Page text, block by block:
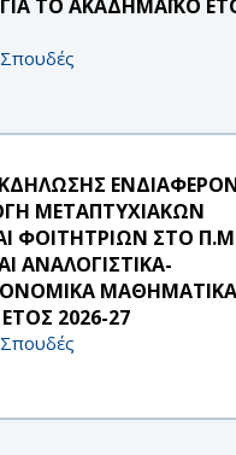
ΤΟ ΑΚΑΔΗΜΑΪΚΟ
ΜΕΤΑΠΤΥΧΙΑΚΩΝ
ΦΟΙΤΗΤΡΙΩΝ ΣΤΟ
ΑΝΑΛΟΓΙΣΤΙΚΑ-
ΜΑΘΗΜΑΤΙΚΑ
2026-27